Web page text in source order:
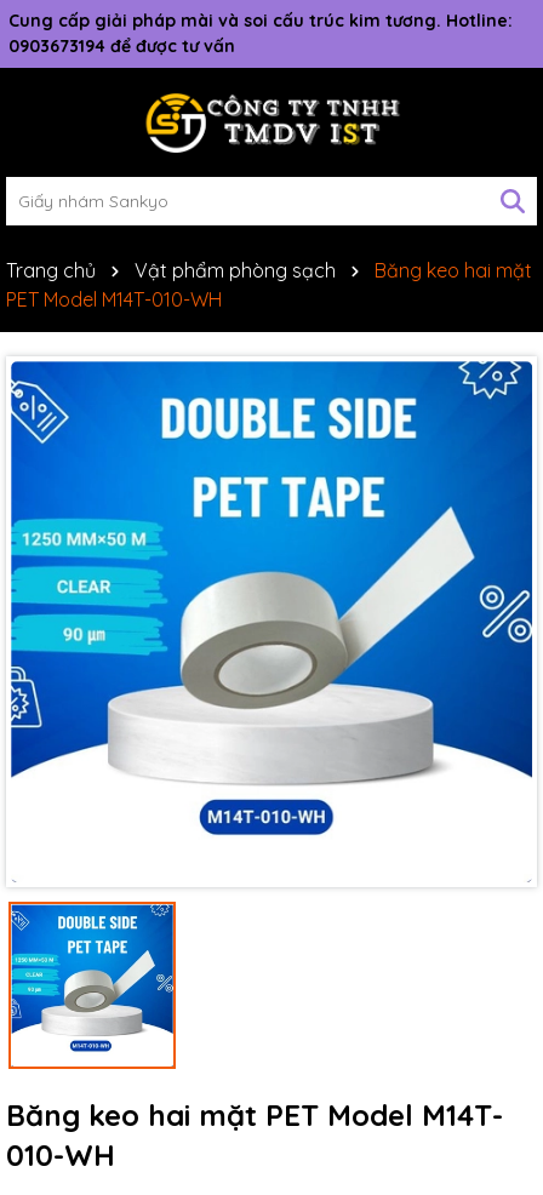
Cung cấp giải pháp mài và soi cấu trúc kim tương. Hotline:
0903673194 để được tư vấn
Trang chủ Vật phẩm phòng sạch
Băng keo hai mặt
PET Model M14T-010-WH
Băng keo hai mặt PET Model M14T-
010-WH
Mã giảm giá:
Ngày hết hạn: